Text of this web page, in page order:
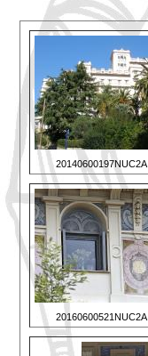
20140600197NUC2A
20160600521NUC2A